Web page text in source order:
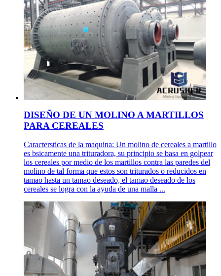
DISEÑO DE UN MOLINO A MARTILLOS
PARA CEREALES
Caractersticas de la maquina: Un molino de cereales a martillo
es bsicamente una trituradora, su principio se basa en golpear
los cereales por medio de los martillos contra las paredes del
molino de tal forma que estos son triturados o reducidos en
tamao hasta un tamao deseado, el tamao deseado de los
cereales se logra con la ayuda de una malla ...